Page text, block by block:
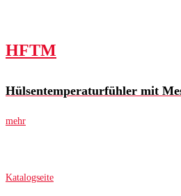
HFTM
Hülsentemperaturfühler mit
mehr
Katalogseite